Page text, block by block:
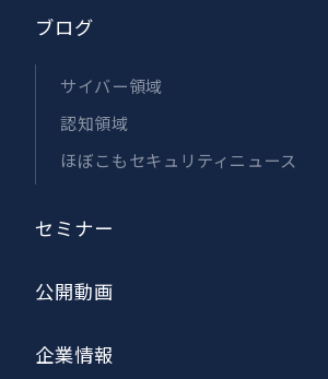
ブログ
サイバー領域
認知領域
ほぼこもセキュリティニュース
セミナー
公開動画
企業情報